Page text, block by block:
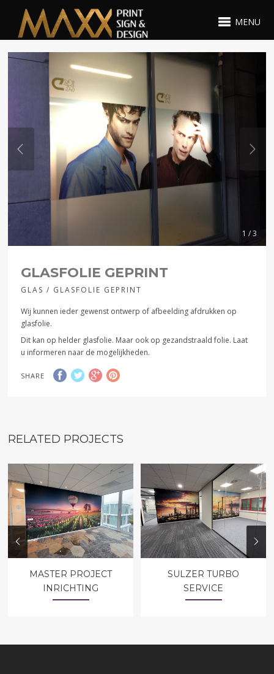
MENU
1 / 3
GLASFOLIE GEPRINT
GLAS / GLASFOLIE GEPRINT
Wij kunnen ieder gewenst ontwerp of afbeelding afdrukken op
glasfolie.
Dit kan op helder glasfolie. Maar ook op gezandstraald folie. Laat
u informeren naar de mogelijkheden.
SHARE
RELATED PROJECTS
MASTER PROJECT
INRICHTING
SULZER TURBO
SERVICE